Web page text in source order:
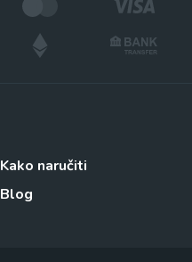
Kako naručiti
Blog